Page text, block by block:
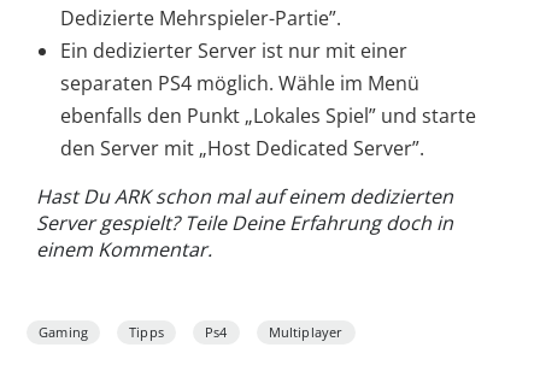
Dedizierte Mehrspieler-Partie”.
Ein dedizierter Server ist nur mit einer
separaten PS4 möglich. Wähle im Menü
ebenfalls den Punkt „Lokales Spiel” und starte
den Server mit „Host Dedicated Server”.
Hast Du ARK schon mal auf einem dedizierten
Server gespielt? Teile Deine Erfahrung doch in
einem Kommentar.
Gaming Tipps Ps4 Multiplayer